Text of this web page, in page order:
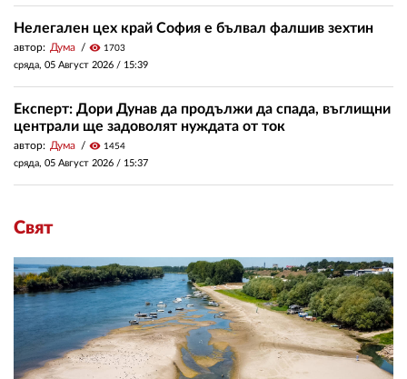
Нелегален цех край София е бълвал фалшив зехтин
автор: Дума visibility 1703
сряда, 05 Август 2026 / 15:39
Експерт: Дори Дунав да продължи да спада, въглищни
централи ще задоволят нуждата от ток
автор: Дума visibility 1454
сряда, 05 Август 2026 / 15:37
Свят